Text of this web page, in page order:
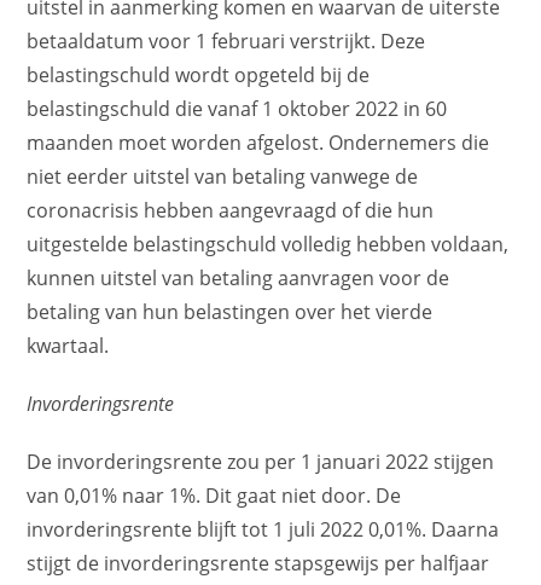
uitstel in aanmerking komen en waarvan de uiterste
betaaldatum voor 1 februari verstrijkt. Deze
belastingschuld wordt opgeteld bij de
belastingschuld die vanaf 1 oktober 2022 in 60
maanden moet worden afgelost. Ondernemers die
niet eerder uitstel van betaling vanwege de
coronacrisis hebben aangevraagd of die hun
uitgestelde belastingschuld volledig hebben voldaan,
kunnen uitstel van betaling aanvragen voor de
betaling van hun belastingen over het vierde
kwartaal.
Invorderingsrente
De invorderingsrente zou per 1 januari 2022 stijgen
van 0,01% naar 1%. Dit gaat niet door. De
invorderingsrente blijft tot 1 juli 2022 0,01%. Daarna
stijgt de invorderingsrente stapsgewijs per halfjaar